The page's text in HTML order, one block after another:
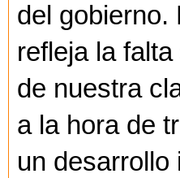
del gobierno.
refleja la
de nuestra
a la hora de
un desarrollo